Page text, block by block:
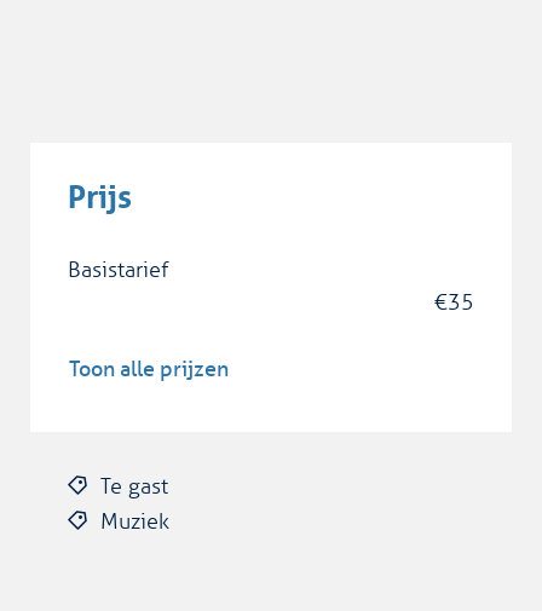
Prijs
Basistarief
€35
Toon alle prijzen
Te gast
Muziek